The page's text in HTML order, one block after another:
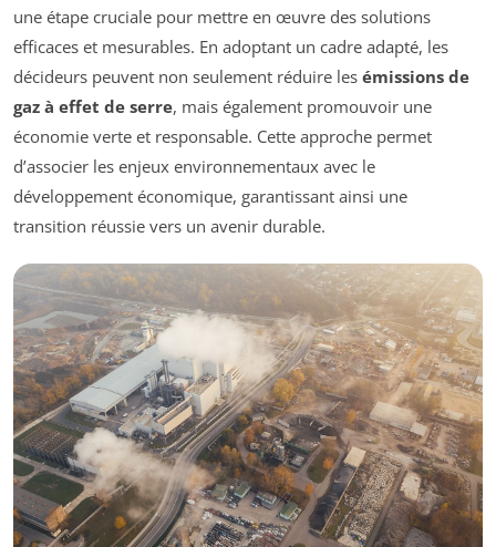
une étape cruciale pour mettre en œuvre des solutions
efficaces et mesurables. En adoptant un cadre adapté, les
décideurs peuvent non seulement réduire les émissions de
gaz à effet de serre, mais également promouvoir une
économie verte et responsable. Cette approche permet
d’associer les enjeux environnementaux avec le
développement économique, garantissant ainsi une
transition réussie vers un avenir durable.